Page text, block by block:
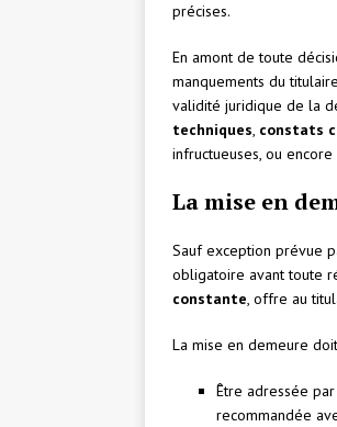
précises.
En amont de toute
manquements du
validité juridique de la
techniques, constats
infructueuses, ou encore
La mise en
Sauf exception prévue
obligatoire avant toute
constante, offre au
La mise en demeure
Être adressée
recommandée